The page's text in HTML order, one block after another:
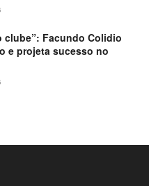
clube”: Facundo Colidio
e projeta sucesso no